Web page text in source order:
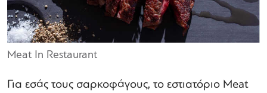
Meat In Restaurant
Για εσάς τους σαρκοφάγους, το εστιατόριο Meat